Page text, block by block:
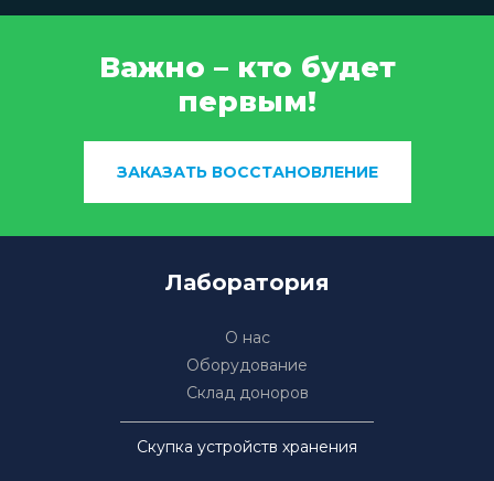
Важно – кто будет
первым!
ЗАКАЗАТЬ ВОССТАНОВЛЕНИЕ
Лаборатория
О нас
Оборудование
Склад доноров
Скупка устройств хранения